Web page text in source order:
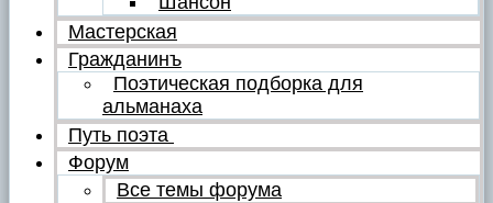
Мастерская
Гражданинъ
Поэтическая подборка для
альманаха
Путь поэта
Форум
Все темы форума